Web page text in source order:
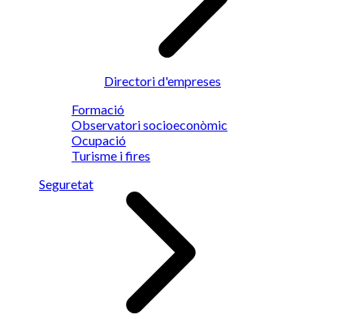
Directori d'empreses
Formació
Observatori socioeconòmic
Ocupació
Turisme i fires
Seguretat